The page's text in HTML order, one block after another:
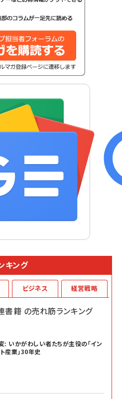
キング
籍 の売れ筋ランキング
: いかがわしい者たちが主役の「イン
産業」30年史
ビジネス 経営戦略